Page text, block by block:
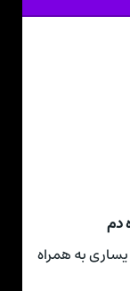
دم
به همراه